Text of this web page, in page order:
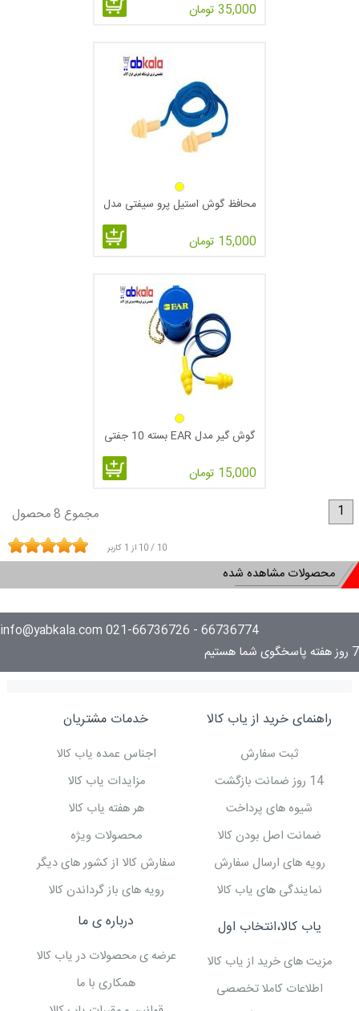
35,000 تومان
محافظ گوش استیل پرو سیفتی مدل
15,000 تومان
گوش گیر مدل EAR بسته 10 جفتی
15,000 تومان
1
مجموع 8 محصول
10 / 10 از 1 کاربر
محصولات مشاهده شده
66736774 - 021-66736726 info@yabkala.com
7 روز هفته پاسخگوی شما هستیم
راهنمای خرید از یاب کالا
ثبت سفارش
14 روز ضمانت بازگشت
شیوه های پرداخت
ضمانت اصل بودن کالا
رویه های ارسال سفارش
نمایندگی های یاب کالا
خدمات مشتریان
اجناس عمده یاب کالا
مزایدات یاب کالا
هر هفته یاب کالا
محصولات ویژه
سفارش کالا از کشور های دیگر
رویه های باز گرداندن کالا
یاب کالا،انتخاب اول
مزیت های خرید از یاب کالا
اطلاعات کاملا تخصصی
درباره ی ما
عرضه ی محصولات در یاب کالا
همکاری با ما